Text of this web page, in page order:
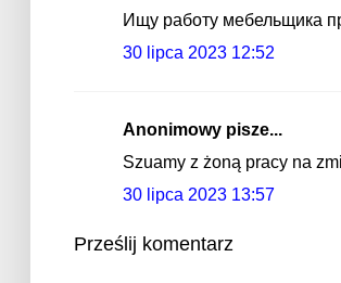
Ищу работу мебельщика
30 lipca 2023 12:52
Anonimowy pisze...
Szuamy z żoną pracy na
30 lipca 2023 13:57
Prześlij komentarz